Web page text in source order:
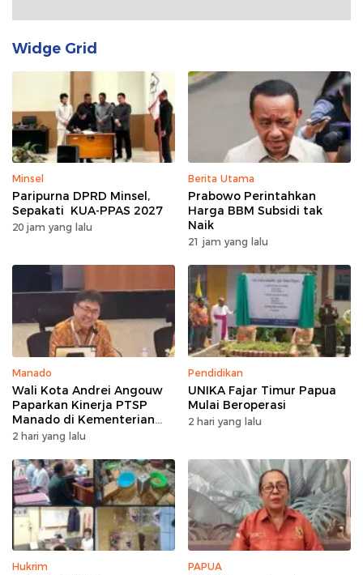
Widge Grid
Minsel
Paripurna DPRD Minsel,
Sepakati KUA-PPAS 2027
20 jam yang lalu
Berita Utama
Prabowo Perintahkan
Harga BBM Subsidi tak
Naik
21 jam yang lalu
Manado
Wali Kota Andrei Angouw
Paparkan Kinerja PTSP
Manado di Kementerian
Investasi
2 hari yang lalu
Pendidikan
UNIKA Fajar Timur Papua
Mulai Beroperasi
2 hari yang lalu
Hukrim PAPUA